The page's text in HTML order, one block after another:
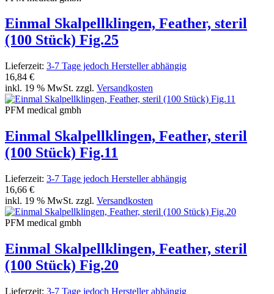
Einmal Skalpellklingen, Feather, steril
(100 Stück) Fig.25
Lieferzeit: 3-7 Tage jedoch Hersteller abhängig
16,84 €
inkl. 19 % MwSt. zzgl. Versandkosten
PFM medical gmbh
Einmal Skalpellklingen, Feather, steril
(100 Stück) Fig.11
Lieferzeit: 3-7 Tage jedoch Hersteller abhängig
16,66 €
inkl. 19 % MwSt. zzgl. Versandkosten
PFM medical gmbh
Einmal Skalpellklingen, Feather, steril
(100 Stück) Fig.20
Lieferzeit: 3-7 Tage jedoch Hersteller abhängig